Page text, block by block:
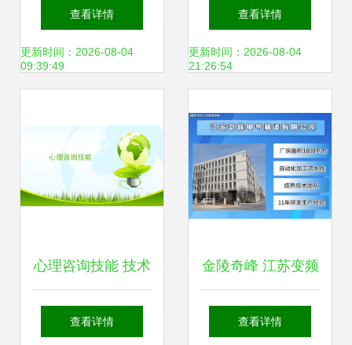
舍楼房屋安全性检
测鉴定费用与技术
查看详情
更新时间：2026-08-04
09:39:49
科技 双孢菇工厂化
生产基地的技术咨
查看详情
更新时间：2026-08-04
21:26:54
心理咨询技能 技术
咨询的核心要义与
查看详情
金陵奇峰 江苏变频
控制柜的技术特点
查看详情